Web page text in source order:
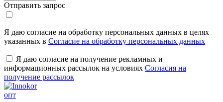
Отправить запрос
Я даю согласие на обработку персональных данных в целях
указанных в Согласие на обработку персональных данных
Я даю согласие на получение рекламных и
информационных рассылок на условиях Согласия на
получение рассылок
опт